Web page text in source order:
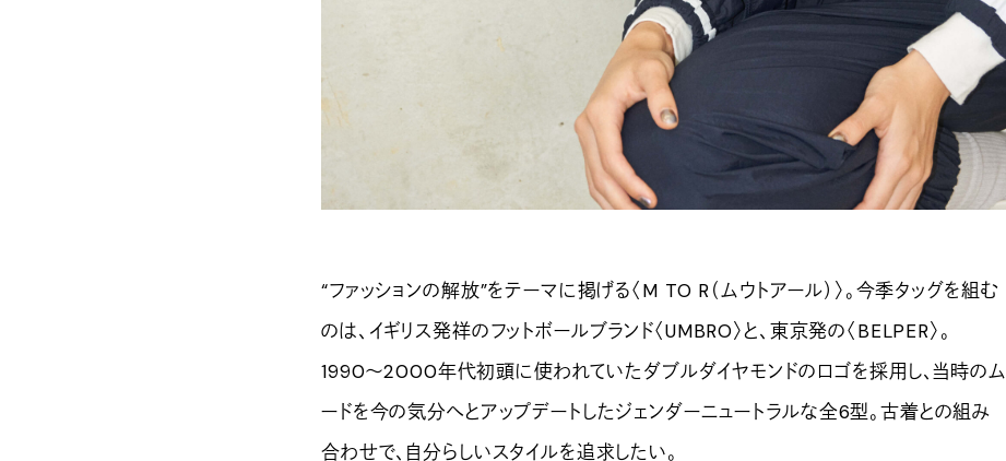
“ファッションの解放”をテーマに掲げる〈M TO R（ムウトアール）〉。今季タッグを組む
のは、イギリス発祥のフットボールブランド〈UMBRO〉と、東京発の〈BELPER〉。
1990〜2000年代初頭に使われていたダブルダイヤモンドのロゴを採用し、当時のム
ードを今の気分へとアップデートしたジェンダーニュートラルな全6型。古着との組み
合わせで、自分らしいスタイルを追求したい。